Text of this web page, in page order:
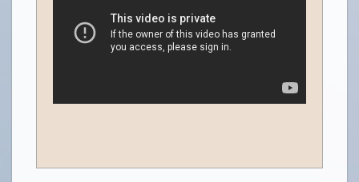
DATEN IN DER FERTIGUNG
International vernetzte Kaffeemaschinen
Über den Tellerrand hinausgeschaut